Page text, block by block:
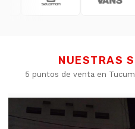
NUESTRAS
5 puntos de venta en